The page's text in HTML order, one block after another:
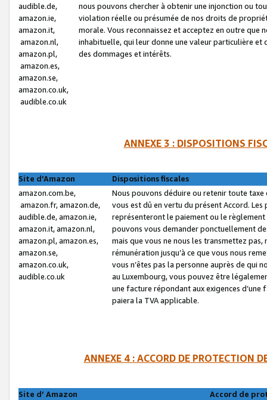
audible.de,
amazon.ie,
amazon.it,
amazon.nl,
amazon.pl,
amazon.es,
amazon.se,
amazon.co.uk,
audible.co.uk
nous pouvons chercher à obtenir une injonction ou
violation réelle ou présumée de nos droits de
morale. Vous reconnaissez et acceptez en outre que
inhabituelle, qui leur donne une valeur particulière
des dommages et intérêts.
ANNEXE 3 : DISPOSITIONS
Site d’Amazon
Dispositions fiscales
amazon.com.be,
amazon.fr, amazon.de,
audible.de, amazon.ie,
amazon.it, amazon.nl,
amazon.pl, amazon.es,
amazon.se,
amazon.co.uk,
audible.co.uk
Nous pouvons déduire ou retenir toute
vous est dû en vertu du présent Accord.
représenteront le paiement ou le
pouvons vous demander ponctuellement
mais que vous ne nous les transmettez
rémunération jusqu’à ce que vous nous
vous n’êtes pas la personne auprès de qui
au Luxembourg, vous pouvez être
une facture répondant aux exigences
paiera la TVA applicable.
ANNEXE 4 : ACCORD DE PROTECTION
Site d’ Amazon
Accord de